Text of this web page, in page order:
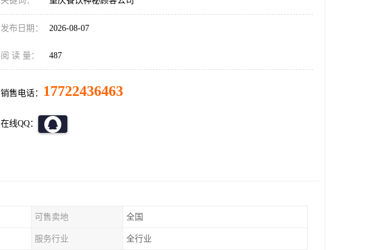
发布日期： 2026-08-07
阅 读 量： 487
销售电话： 17722436463
在线QQ：
可售卖地 全国
服务行业 全行业